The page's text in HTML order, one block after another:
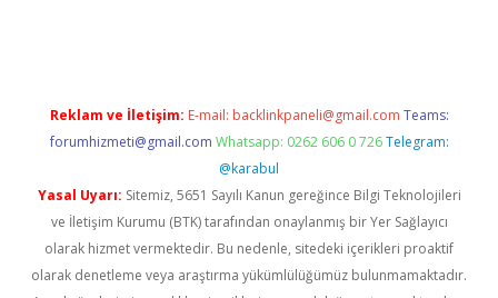
Reklam ve İletişim: E-mail: backlinkpaneli@gmail.com Teams:
forumhizmeti@gmail.com Whatsapp: 0262 606 0 726 Telegram:
@karabul
Yasal Uyarı: Sitemiz, 5651 Sayılı Kanun gereğince Bilgi Teknolojileri
ve İletişim Kurumu (BTK) tarafından onaylanmış bir Yer Sağlayıcı
olarak hizmet vermektedir. Bu nedenle, sitedeki içerikleri proaktif
olarak denetleme veya araştırma yükümlülüğümüz bulunmamaktadır.